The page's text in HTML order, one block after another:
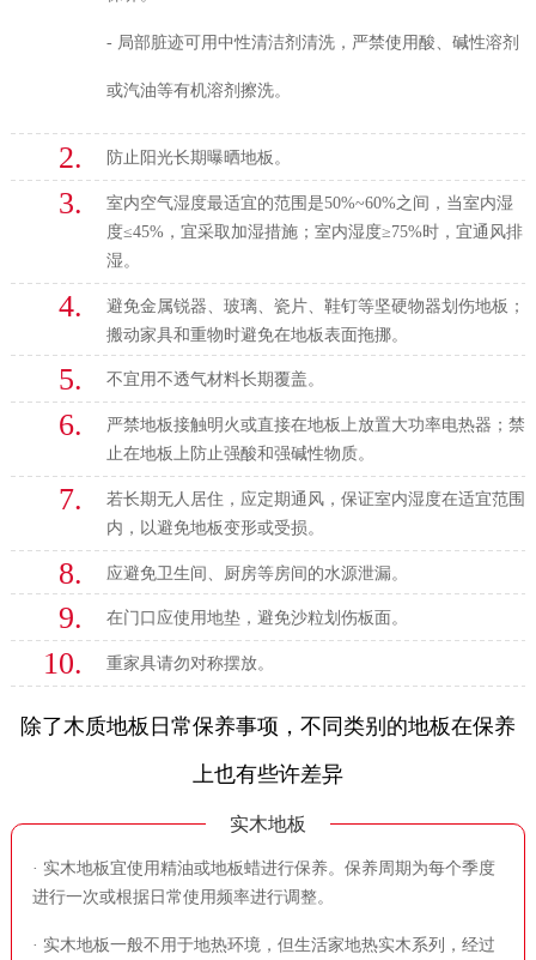
- 局部脏迹可用中性清洁剂清洗，严禁使用酸、碱性溶剂
或汽油等有机溶剂擦洗。
2. 防止阳光长期曝晒地板。
3.
室内空气湿度最适宜的范围是50%~60%之间，当室内湿
度≤45%，宜采取加湿措施；室内湿度≥75%时，宜通风排
湿。
4.
避免金属锐器、玻璃、瓷片、鞋钉等坚硬物器划伤地板；
搬动家具和重物时避免在地板表面拖挪。
5. 不宜用不透气材料长期覆盖。
6.
严禁地板接触明火或直接在地板上放置大功率电热器；禁
止在地板上防止强酸和强碱性物质。
7.
若长期无人居住，应定期通风，保证室内湿度在适宜范围
内，以避免地板变形或受损。
8. 应避免卫生间、厨房等房间的水源泄漏。
9. 在门口应使用地垫，避免沙粒划伤板面。
10. 重家具请勿对称摆放。
除了木质地板日常保养事项，不同类别的地板在保养
上也有些许差异
实木地板
· 实木地板宜使用精油或地板蜡进行保养。保养周期为每个季度
进行一次或根据日常使用频率进行调整。
· 实木地板一般不用于地热环境，但生活家地热实木系列，经过